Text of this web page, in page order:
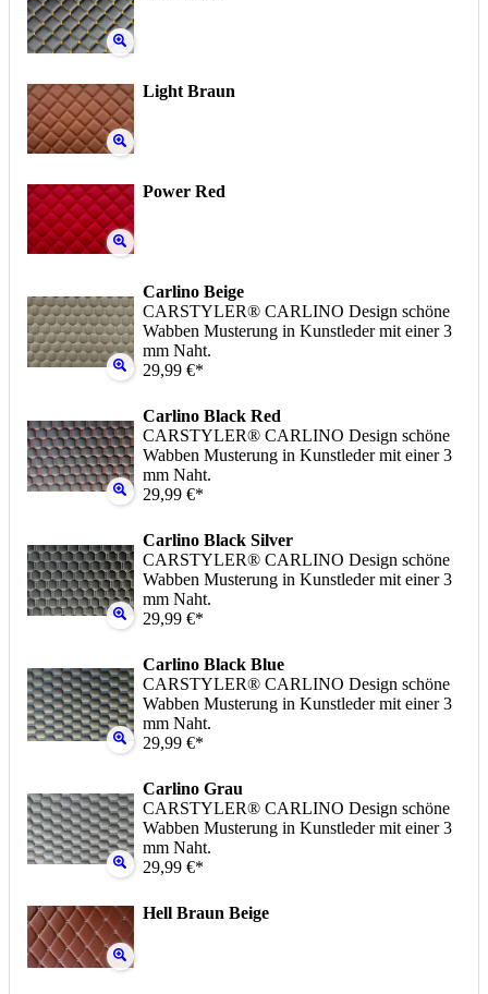
Light Braun
Power Red
Carlino Beige
CARSTYLER® CARLINO Design schöne
Wabben Musterung in Kunstleder mit einer 3
mm Naht.
29,99 €*
Carlino Black Red
CARSTYLER® CARLINO Design schöne
Wabben Musterung in Kunstleder mit einer 3
mm Naht.
29,99 €*
Carlino Black Silver
CARSTYLER® CARLINO Design schöne
Wabben Musterung in Kunstleder mit einer 3
mm Naht.
29,99 €*
Carlino Black Blue
CARSTYLER® CARLINO Design schöne
Wabben Musterung in Kunstleder mit einer 3
mm Naht.
29,99 €*
Carlino Grau
CARSTYLER® CARLINO Design schöne
Wabben Musterung in Kunstleder mit einer 3
mm Naht.
29,99 €*
Hell Braun Beige